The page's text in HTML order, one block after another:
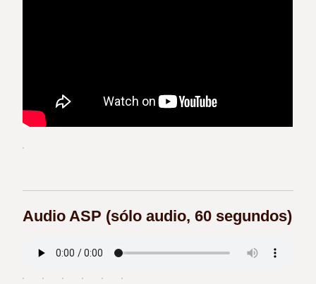
Audio ASP (só lo audio, 60 segundos)